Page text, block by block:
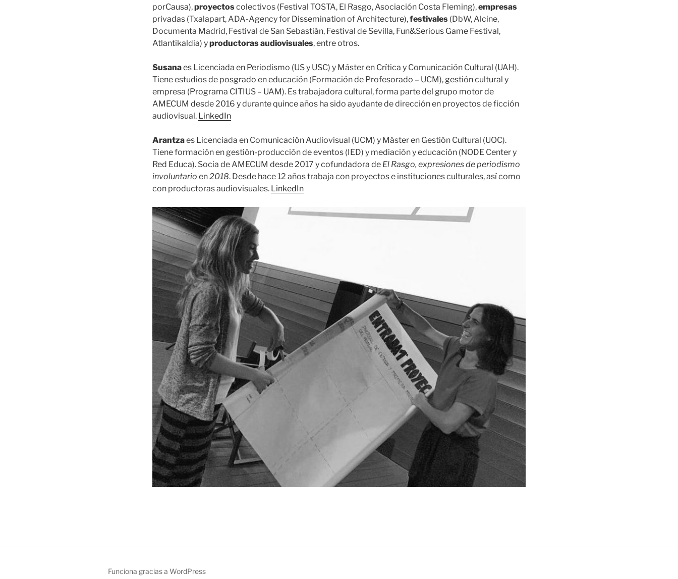
porCausa),proyectoscolectivos (Festival TOSTA, El Rasgo, Asociación Costa Fleming),empresas
privadas (Txalapart, ADA-Agency for Dissemination of Architecture),festivales (DbW, Alcine,
Documenta Madrid, Festival de San Sebastián, Festival de Sevilla, Fun&Serious Game Festival,
Atlantikaldia) yproductoras audiovisuales, entre otros.
Susanaes Licenciada en Periodismo (US y USC) y Máster en Crítica y Comunicación Cultural (UAH).
Tiene estudios de posgrado en educación (Formación de Profesorado – UCM), gestión cultural y
empresa (Programa CITIUS – UAM). Es trabajadora cultural, forma parte del grupo motor de
AMECUM desde 2016 y durante quince años ha sido ayudante de dirección en proyectos de ficción
audiovisual. LinkedIn
Arantzaes Licenciada en Comunicación Audiovisual (UCM) y Máster en Gestión Cultural (UOC).
Tiene formación en gestión-producción de eventos (IED) y mediación y educación (NODE Center y
Red Educa). Socia de AMECUM desde 2017 y cofundadora de El Rasgo, expresiones de periodismo
involuntario en2018. Desde hace 12 años trabaja con proyectos e instituciones culturales, así como
con productoras audiovisuales. LinkedIn
Funciona gracias a WordPress